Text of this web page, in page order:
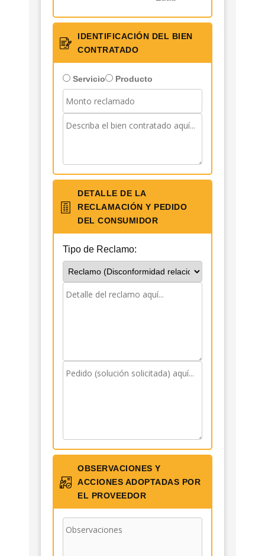
IDENTIFICACIÓN DEL BIEN
CONTRATADO
Servicio Producto
DETALLE DE LA
RECLAMACIÓN Y PEDIDO
DEL CONSUMIDOR
Tipo de Reclamo:
OBSERVACIONES Y
ACCIONES ADOPTADAS POR
EL PROVEEDOR